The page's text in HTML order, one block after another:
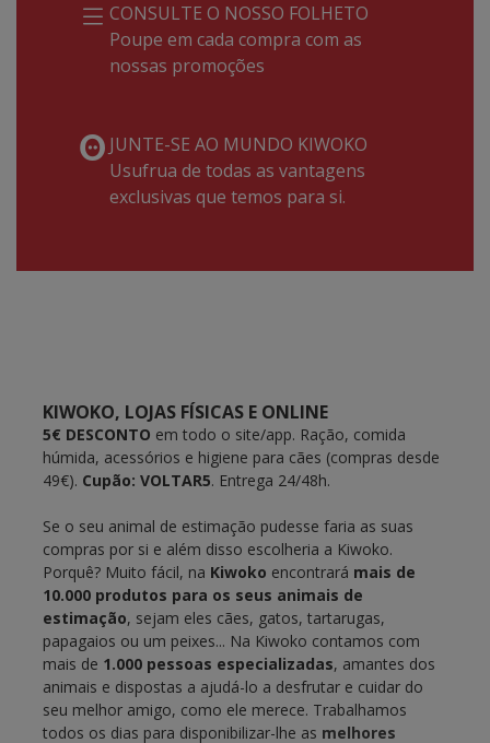
CONSULTE O NOSSO FOLHETO
Poupe em cada compra com as
nossas promoções
JUNTE-SE AO MUNDO KIWOKO
Usufrua de todas as vantagens
exclusivas que temos para si.
KIWOKO, LOJAS FÍSICAS E ONLINE
5€ DESCONTO em todo o site/app. Ração, comida
húmida, acessórios e higiene para cães (compras desde
49€). Cupão: VOLTAR5. Entrega 24/48h.
Se o seu animal de estimação pudesse faria as suas
compras por si e além disso escolheria a Kiwoko.
Porquê? Muito fácil, na Kiwoko encontrará mais de
10.000 produtos para os seus animais de
estimação, sejam eles cães, gatos, tartarugas,
papagaios ou um peixes... Na Kiwoko contamos com
mais de 1.000 pessoas especializadas, amantes dos
animais e dispostas a ajudá-lo a desfrutar e cuidar do
seu melhor amigo, como ele merece. Trabalhamos
todos os dias para disponibilizar-lhe as melhores